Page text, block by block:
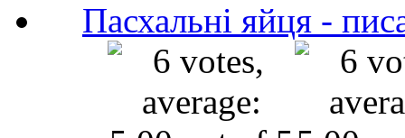
Пасхальні яйця -